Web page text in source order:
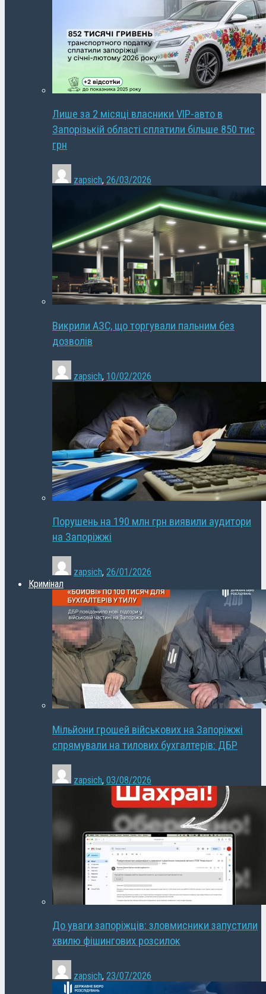
Лише за 2 місяці власники VIP-авто в
Запорізькій області сплатили більше 850 тис
грн
zapsich, 26/03/2026
Викрили АЗС, що торгували пальним без
дозволів
zapsich, 10/02/2026
Порушень на 190 млн грн виявили аудитори
на Запоріжжі
zapsich, 26/01/2026
Кримінал
Мільйони грошей військових на Запоріжжі
спрямували на тилових бухгалтерів: ДБР
zapsich, 03/08/2026
До уваги запоріжців: зловмисники запустили
хвилю фішингових розсилок
zapsich, 23/07/2026